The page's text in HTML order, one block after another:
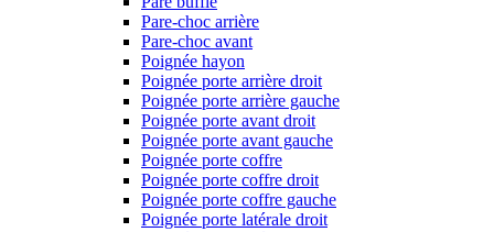
Pare-choc arrière
Pare-choc avant
Poignée hayon
Poignée porte arrière droit
Poignée porte arrière gauche
Poignée porte avant droit
Poignée porte avant gauche
Poignée porte coffre
Poignée porte coffre droit
Poignée porte coffre gauche
Poignée porte latérale droit